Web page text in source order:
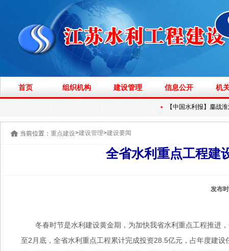
首页 组织机构 建设管理 信息公开 机
【中国水利报】鏖战
当前位置： 重点建设>建设管理>建设要闻
全省水利重点工程建
发布
冬春时节是水利建设黄金期，为加快我省水利重点工程推进
至2月底，全省水利重点工程累计完成投资28.5亿元，占年度建